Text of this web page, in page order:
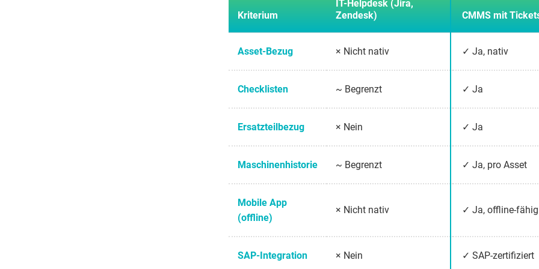
Kriterium
IT-Helpdesk (Jira,
Zendesk)
CMMS mit
Asset-Bezug × Nicht nativ ✓ Ja, nativ
Checklisten ~ Begrenzt ✓ Ja
Ersatzteilbezug × Nein ✓ Ja
Maschinenhistorie ~ Begrenzt ✓ Ja, pro Asset
Mobile App
(offline)
× Nicht nativ ✓ Ja, offline-fähig
SAP-Integration × Nein ✓ SAP-zertifiziert